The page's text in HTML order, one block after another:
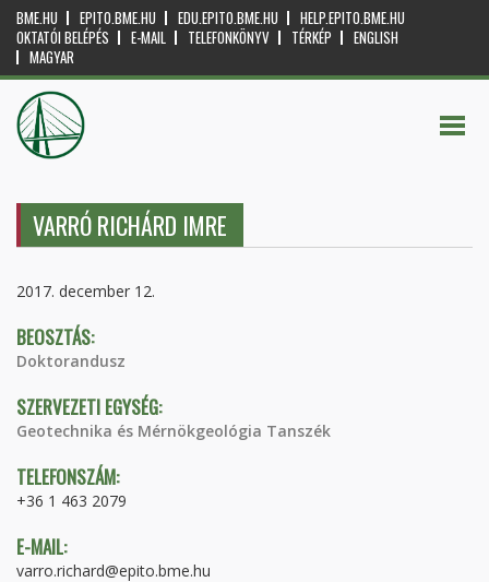
BME.HU EPITO.BME.HU EDU.EPITO.BME.HU
HELP.EPITO.BME.HU
OKTATÓI BELÉPÉS
E-MAIL TELEFONKÖNYV TÉRKÉP
ENGLISH
MAGYAR
VARRÓ RICHÁRD IMRE
2017. december 12.
BEOSZTÁS:
Doktorandusz
SZERVEZETI EGYSÉG:
Geotechnika és Mérnökgeológia Tanszék
TELEFONSZÁM:
+36 1 463 2079
E-MAIL:
varro.richard@epito.bme.hu